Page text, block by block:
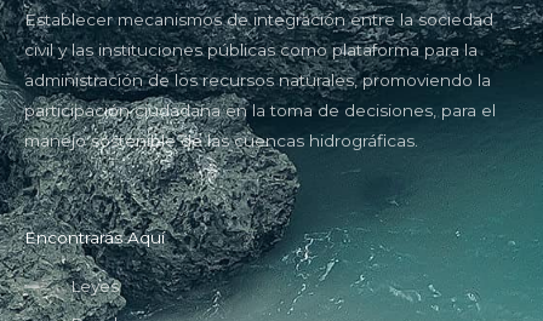
Establecer mecanismos de integración entre la sociedad
civil y las instituciones públicas como plataforma para la
administración de los recursos naturales, promoviendo la
participación ciudadana en la toma de decisiones, para el
manejo sostenible de las cuencas hidrográficas.
Encontrarás Aquí
Leyes